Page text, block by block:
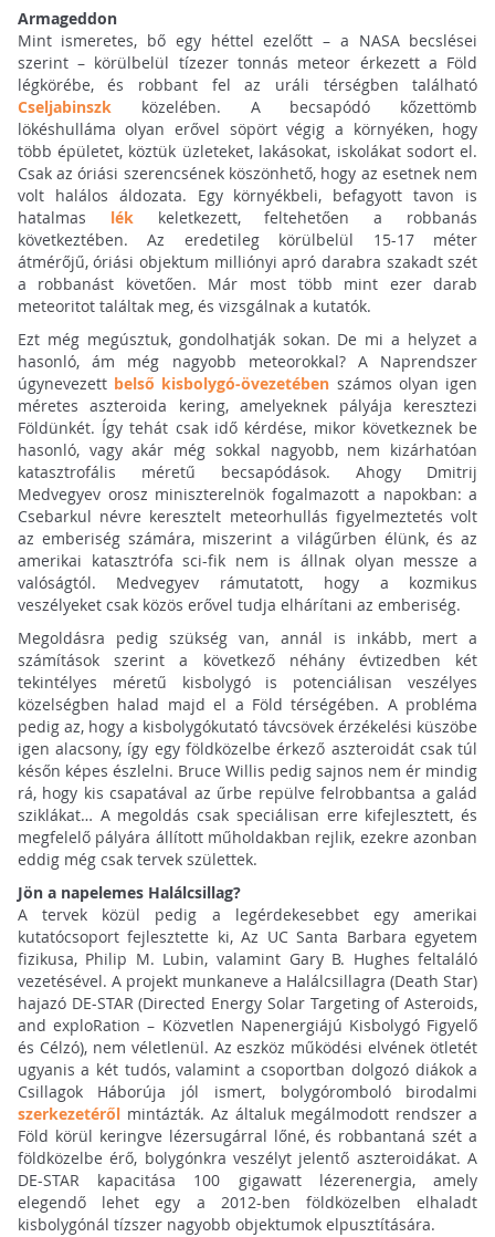
Armageddon
Mint ismeretes, bő egy héttel ezelőtt – a NASA becslései
szerint – körülbelül tízezer tonnás meteor érkezett a Föld
légkörébe, és robbant fel az uráli térségben található
Cseljabinszkközelében. A becsapódó kőzettömb
lökéshulláma olyan erővel söpört végig a környéken, hogy
több épületet, köztük üzleteket, lakásokat, iskolákat sodort el.
Csak az óriási szerencsének köszönhető, hogy az esetnek nem
volt halálos áldozata. Egy környékbeli, befagyott tavon is
hatalmas lék keletkezett, feltehetően a robbanás
következtében. Az eredetileg körülbelül 15-17 méter
átmérőjű, óriási objektum milliónyi apró darabra szakadt szét
a robbanást követően. Már most több mint ezer darab
meteoritot találtak meg, és vizsgálnak a kutatók.
Ezt még megúsztuk, gondolhatják sokan. De mi a helyzet a
hasonló, ám még nagyobb meteorokkal? A Naprendszer
úgynevezett belső kisbolygó-övezetében számos olyan igen
méretes aszteroida kering, amelyeknek pályája keresztezi
Földünkét. Így tehát csak idő kérdése, mikor következnek be
hasonló, vagy akár még sokkal nagyobb, nem kizárhatóan
katasztrofális méretű becsapódások. Ahogy Dmitrij
Medvegyev orosz miniszterelnök fogalmazott a napokban: a
Csebarkul névre keresztelt meteorhullás figyelmeztetés volt
az emberiség számára, miszerint a világűrben élünk, és az
amerikai katasztrófa sci-fik nem is állnak olyan messze a
valóságtól. Medvegyev rámutatott, hogy a kozmikus
veszélyeket csak közös erővel tudja elhárítani az emberiség.
Megoldásra pedig szükség van, annál is inkább, mert a
számítások szerint a következő néhány évtizedben két
tekintélyes méretű kisbolygó is potenciálisan veszélyes
közelségben halad majd el a Föld térségében. A probléma
pedig az, hogy a kisbolygókutató távcsövek érzékelési küszöbe
igen alacsony, így egy földközelbe érkező aszteroidát csak túl
későn képes észlelni. Bruce Willis pedig sajnos nem ér mindig
rá, hogy kis csapatával az űrbe repülve felrobbantsa a galád
sziklákat… A megoldás csak speciálisan erre kifejlesztett, és
megfelelő pályára állított műholdakban rejlik, ezekre azonban
eddig még csak tervek születtek.
Jön a napelemes Halálcsillag?
A tervek közül pedig a legérdekesebbet egy amerikai
kutatócsoport fejlesztette ki, Az UC Santa Barbara egyetem
fizikusa, Philip M. Lubin, valamint Gary B. Hughes feltaláló
vezetésével. A projekt munkaneve a Halálcsillagra (Death Star)
hajazó DE-STAR (Directed Energy Solar Targeting of Asteroids,
and exploRation – Közvetlen Napenergiájú Kisbolygó Figyelő
és Célzó), nem véletlenül. Az eszköz működési elvének ötletét
ugyanis a két tudós, valamint a csoportban dolgozó diákok a
Csillagok Háborúja jól ismert, bolygóromboló birodalmi
szerkezetéről mintázták. Az általuk megálmodott rendszer a
Föld körül keringve lézersugárral lőné, és robbantaná szét a
földközelbe érő, bolygónkra veszélyt jelentő aszteroidákat. A
DE-STAR kapacitása 100 gigawatt lézerenergia, amely
elegendő lehet egy a 2012-ben földközelben elhaladt
kisbolygónál tízszer nagyobb objektumok elpusztítására.